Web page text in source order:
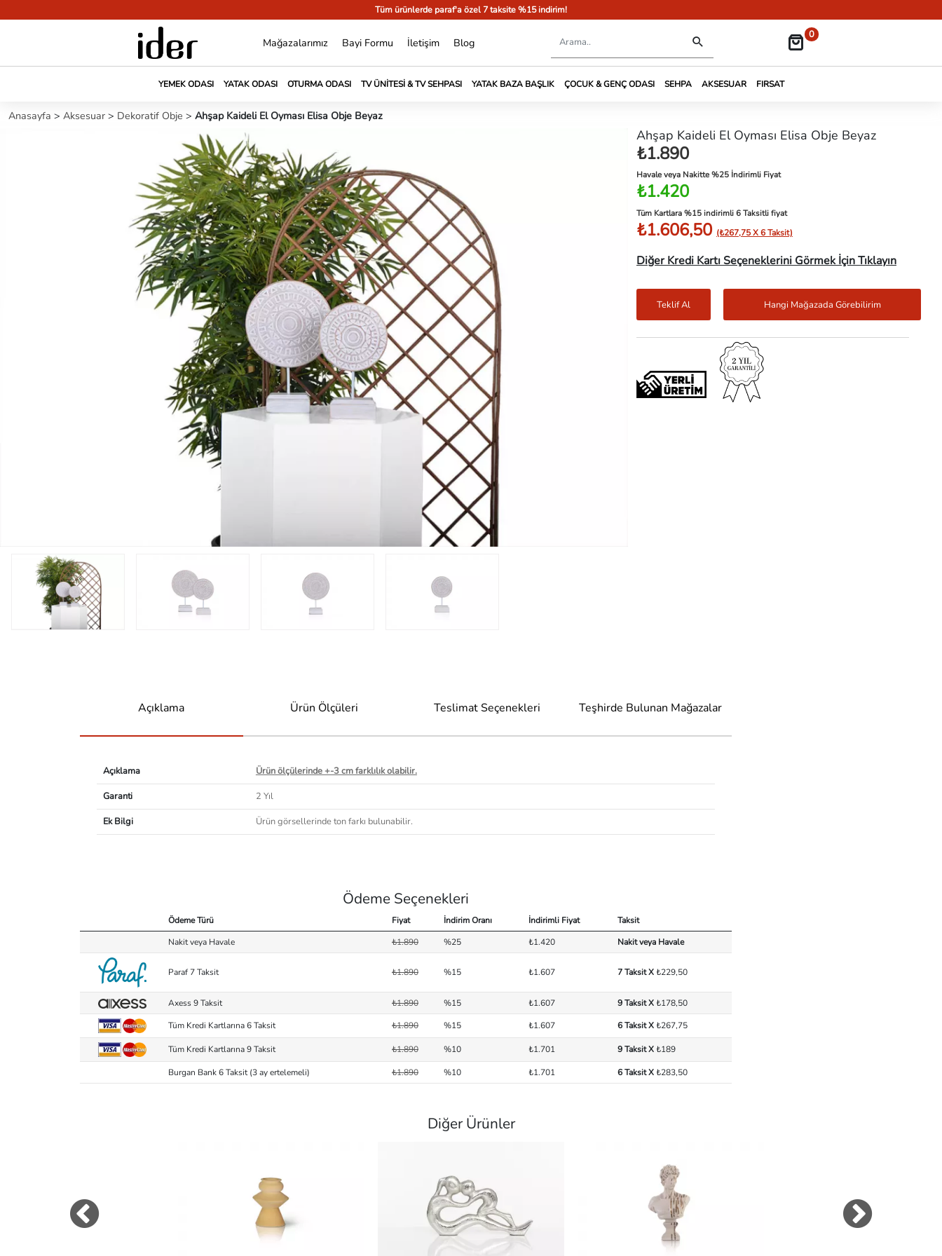
Tüm ürünlerde paraf'a özel 7 taksite %15 indirim!
Mağazalarımız Bayi Formu İletişim Blog
0
YEMEK ODASI YATAK ODASI OTURMA ODASI TV ÜNITESI & TV SEHPASI YATAK BAZA BAŞLIK ÇOCUK & GENÇ ODASI SEHPA AKSESUAR FIRSAT
Anasayfa > Aksesuar > Dekoratif Obje > Ahşap Kaideli El Oyması Elisa Obje Beyaz
Ahşap Kaideli El Oyması Elisa Obje Beyaz
₺1.890
Havale veya Nakitte %25 İndirimli Fiyat
₺1.420
Tüm Kartlara %15 indirimli 6 Taksitli fiyat
₺1.606,50 (₺267,75 X 6 Taksit)
Diğer Kredi Kartı Seçeneklerini Görmek İçin Tıklayın
Teklif Al Hangi Mağazada Görebilirim
Açıklama Ürün Ölçüleri Teslimat Seçenekleri Teşhirde Bulunan Mağazalar
Açıklama
Ürün ölçülerinde +-3 cm farklılık olabilir.
Garanti
2 Yıl
Ek Bilgi
Ürün görsellerinde ton farkı bulunabilir.
Ödeme Seçenekleri
Ödeme Türü Fiyat İndirim Oranı İndirimli Fiyat
Taksit
Nakit veya Havale
₺1.890 %25 ₺1.420 Nakit veya Havale
Paraf 7 Taksit ₺1.890 %15 ₺1.607 7 Taksit X₺229,50
Axess 9 Taksit ₺1.890 %15 ₺1.607 9 Taksit X₺178,50
Tüm Kredi Kartlarına 6 Taksit
₺1.890 %15 ₺1.607 6 Taksit X₺267,75
Tüm Kredi Kartlarına 9 Taksit ₺1.890 %10 ₺1.701 9 Taksit X₺189
Burgan Bank 6 Taksit (3 ay ertelemeli) ₺1.890 %10 ₺1.701 6 Taksit X₺283,50
Diğer Ürünler